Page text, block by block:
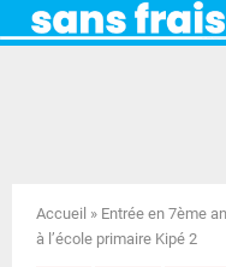
Y
N
Accueil » Entrée en 7ème
à l’école primaire Kipé 2